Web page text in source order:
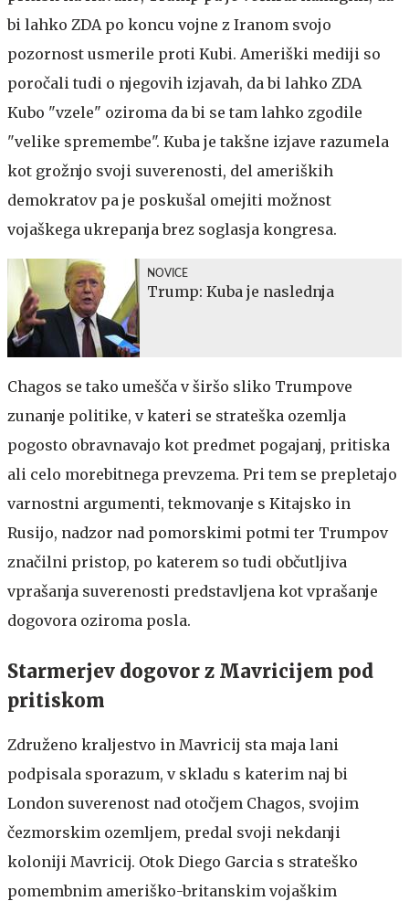
bi lahko ZDA po koncu vojne z Iranom svojo
pozornost usmerile proti Kubi. Ameriški mediji so
poročali tudi o njegovih izjavah, da bi lahko ZDA
Kubo "vzele" oziroma da bi se tam lahko zgodile
"velike spremembe". Kuba je takšne izjave razumela
kot grožnjo svoji suverenosti, del ameriških
demokratov pa je poskušal omejiti možnost
vojaškega ukrepanja brez soglasja kongresa.
NOVICE
Trump: Kuba je naslednja
Chagos se tako umešča v širšo sliko Trumpove
zunanje politike, v kateri se strateška ozemlja
pogosto obravnavajo kot predmet pogajanj, pritiska
ali celo morebitnega prevzema. Pri tem se prepletajo
varnostni argumenti, tekmovanje s Kitajsko in
Rusijo, nadzor nad pomorskimi potmi ter Trumpov
značilni pristop, po katerem so tudi občutljiva
vprašanja suverenosti predstavljena kot vprašanje
dogovora oziroma posla.
Starmerjev dogovor z Mavricijem pod
pritiskom
Združeno kraljestvo in Mavricij sta maja lani
podpisala sporazum, v skladu s katerim naj bi
London suverenost nad otočjem Chagos, svojim
čezmorskim ozemljem, predal svoji nekdanji
koloniji Mavricij. Otok Diego Garcia s strateško
pomembnim ameriško-britanskim vojaškim